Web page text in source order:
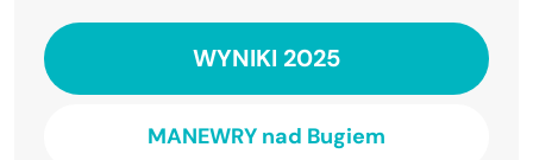
WYNIKI 2025
MANEWRY nad Bugiem